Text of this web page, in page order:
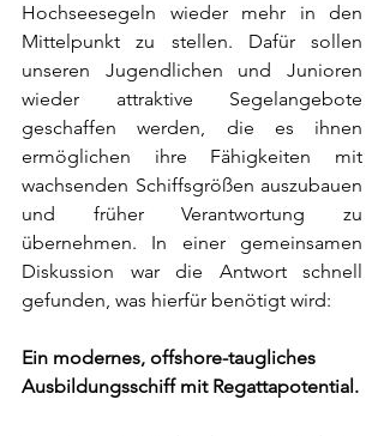
Hochseesegeln wieder mehr in den
Mittelpunkt zu stellen. Dafür sollen
unseren Jugendlichen und Junioren
wieder attraktive Segelangebote
geschaffen werden, die es ihnen
ermöglichen ihre Fähigkeiten mit
wachsenden Schiffsgrößen auszubauen
und früher Verantwortung zu
übernehmen. In einer gemeinsamen
Diskussion war die Antwort schnell
gefunden, was hierfür benötigt wird:
Ein modernes, offshore-taugliches
Ausbildungsschiff mit Regattapotential.